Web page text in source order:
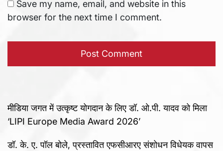
Save my name, email, and website in this
browser for the next time I comment.
मीडिया जगत में उत्कृष्ट योगदान के लिए डॉ. ओ.पी. यादव को मिला
‘LIPI Europe Media Award 2026’
डॉ. के. ए. पॉल बोले, प्रस्तावित एफसीआरए संशोधन विधेयक वापस